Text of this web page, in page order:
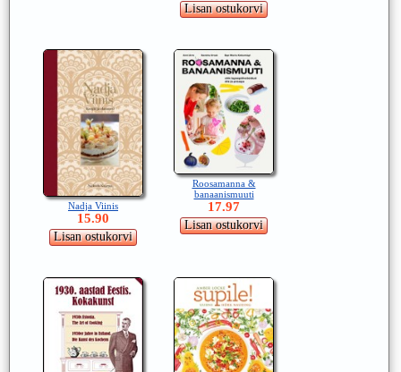
Nadja Viinis
15.90
Roosamanna &
banaanismuuti
17.97